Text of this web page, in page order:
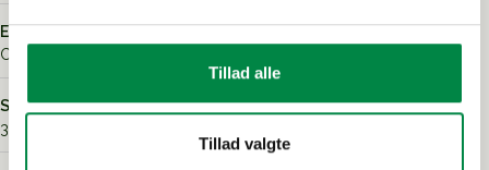
Tillad alle
Tillad valgte
El-tilslutning - Stik-type
CEE-stik
Sikkerhed
30mA Type A RCD